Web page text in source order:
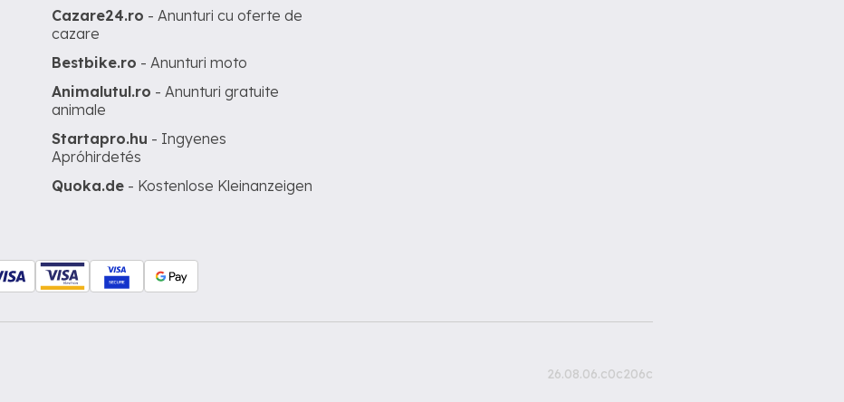
Cazare24.ro - Anunturi cu oferte de
cazare
Bestbike.ro - Anunturi moto
Animalutul.ro - Anunturi gratuite
animale
Startapro.hu - Ingyenes
Apróhirdetés
Quoka.de - Kostenlose Kleinanzeigen
26.08.06.c0c206c